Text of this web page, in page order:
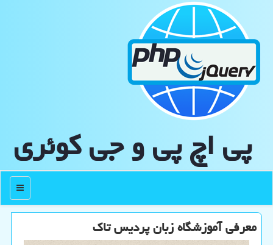
پی اچ پی و جی كوئری
منو
معرفی آموزشگاه زبان پردیس تاک